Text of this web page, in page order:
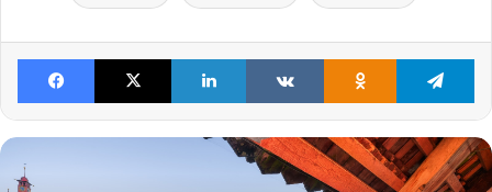
Facebook X LinkedIn VKontakteOdnoklassniki